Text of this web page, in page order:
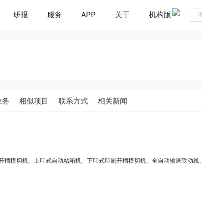
研报 服务 APP 关于 机构版
务 相似项目 联系方式 相关新闻
模切机、上印式自动粘箱机、下印式印刷开槽模切机、全自动输送联动线、